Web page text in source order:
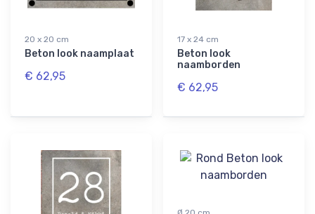
20 x 20 cm
Beton look naamplaat
€ 62,95
17 x 24 cm
Beton look
naamborden
€ 62,95